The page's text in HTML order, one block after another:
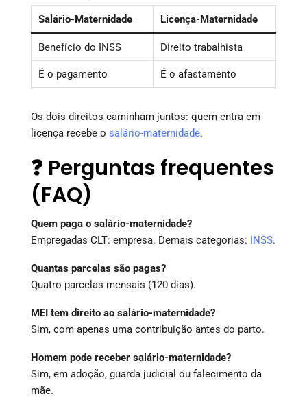
Salário-Maternidade Licença-Maternidade
Benefício do INSS Direito trabalhista
É o pagamento É o afastamento
Os dois direitos caminham juntos: quem entra em
licença recebe o salário-maternidade.
❓ Perguntas frequentes
(FAQ)
Quem paga o salário-maternidade?
Empregadas CLT: empresa. Demais categorias: INSS.
Quantas parcelas são pagas?
Quatro parcelas mensais (120 dias).
MEI tem direito ao salário-maternidade?
Sim, com apenas uma contribuição antes do parto.
Homem pode receber salário-maternidade?
Sim, em adoção, guarda judicial ou falecimento da
mãe.